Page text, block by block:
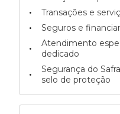
• Transações e
• Seguros e
•
Atendimento
dedicado
•
Segurança do
selo de proteção